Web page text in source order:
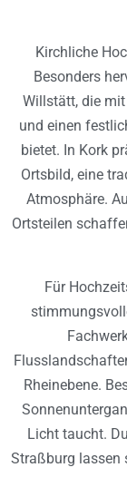
Kirchliche
Besonders
Willstätt, die
und einen
bietet. In Kork
Ortsbild, eine
Atmosphäre.
Ortsteilen
Für
Rheinebene.
Licht taucht.
Straßburg lassen